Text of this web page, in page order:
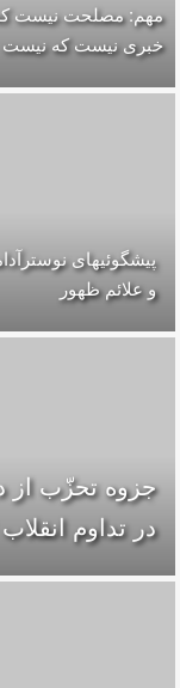
مهم: مصلحت نیست که
خبری نیست که نیست
پیشگوئیهای
و علائم ظهور
جزوه تحزّب از
در تداوم